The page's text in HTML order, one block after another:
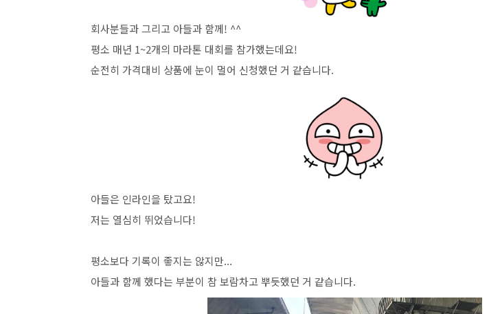
회사분들과 그리고 아들과 함께! ^^
평소 매년 1~2개의 마라톤 대회를 참가했는데요!
순전히 가격대비 상품에 눈이 멀어 신청했던 거 같습니다.
아들은 인라인을 탔고요!
저는 열심히 뛰었습니다!
평소보다 기록이 좋지는 않지만...
아들과 함께 했다는 부분이 참 보람차고 뿌듯했던 거 같습니다.